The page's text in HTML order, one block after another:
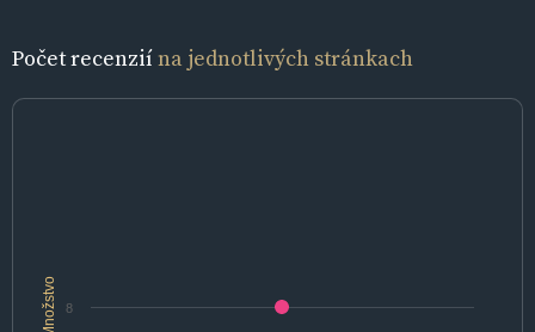
Počet recenziína jednotlivých stránkach
Množstvo 8